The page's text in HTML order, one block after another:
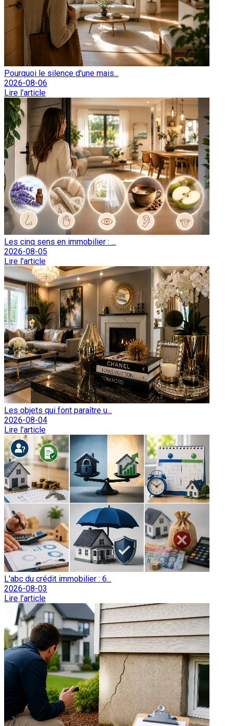
Pourquoi le silence d'une mais...
2026-08-06
Lire l'article
Les cinq sens en immobilier : ...
2026-08-05
Lire l'article
Les objets qui font paraître u...
2026-08-04
Lire l'article
L'abc du crédit immobilier : 6...
2026-08-03
Lire l'article